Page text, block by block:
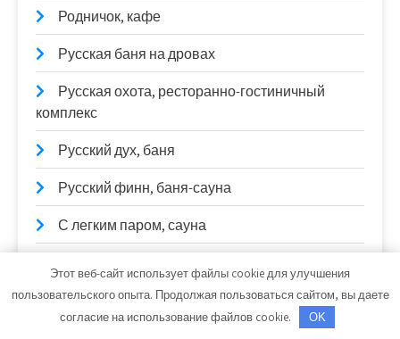
Родничок, кафе
Русская баня на дровах
Русская охота, ресторанно-гостиничный
комплекс
Русский дух, баня
Русский финн, баня-сауна
С легким паром, сауна
Сатурн, Оптово-розничный магазин
Этот веб-сайт использует файлы cookie для улучшения
пользовательского опыта. Продолжая пользоваться сайтом, вы даете
согласие на использование файлов cookie.
OK